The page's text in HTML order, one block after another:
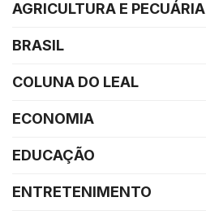
AGRICULTURA E PECUÁRIA
BRASIL
COLUNA DO LEAL
ECONOMIA
EDUCAÇÃO
ENTRETENIMENTO